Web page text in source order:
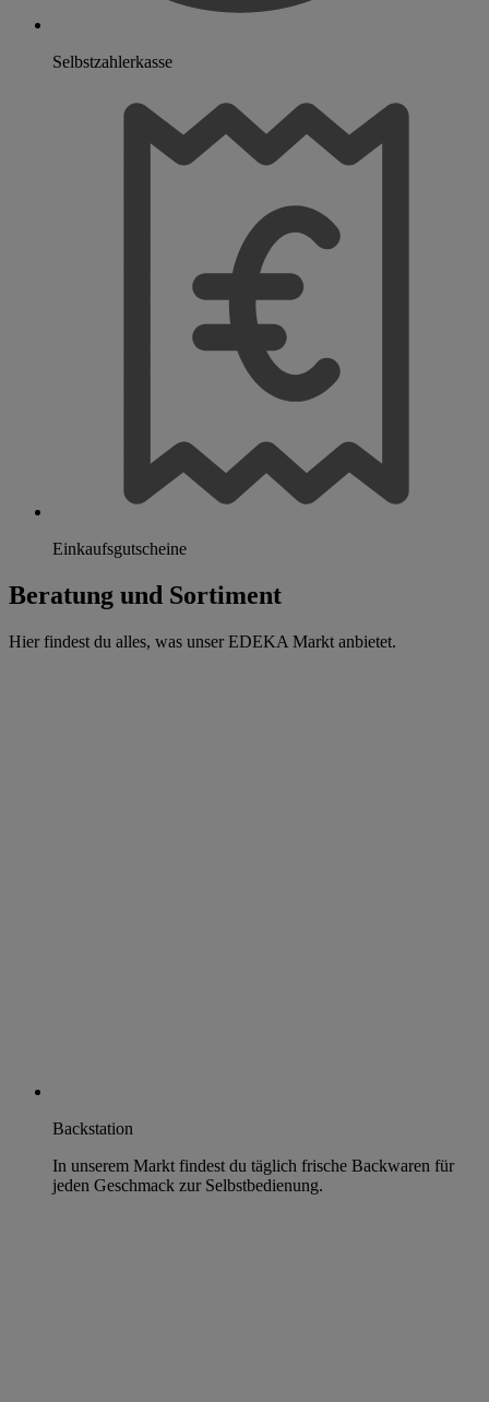
Selbstzahlerkasse
Einkaufsgutscheine
Beratung und Sortiment
Hier findest du alles, was unser EDEKA Markt anbietet.
Backstation
In unserem Markt findest du täglich frische Backwaren für
jeden Geschmack zur Selbstbedienung.